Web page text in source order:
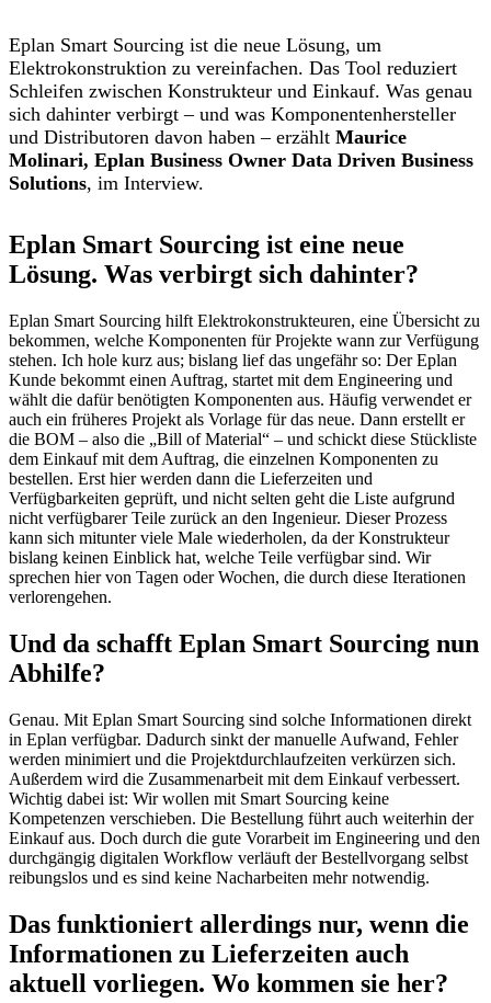
Eplan Smart Sourcing ist die neue Lösung, um
Elektrokonstruktion zu vereinfachen. Das Tool reduziert
Schleifen zwischen Konstrukteur und Einkauf. Was genau
sich dahinter verbirgt – und was Komponentenhersteller
und Distributoren davon haben – erzählt Maurice
Molinari, Eplan Business Owner Data Driven Business
Solutions, im Interview.
Eplan Smart Sourcing ist eine neue
Lösung. Was verbirgt sich dahinter?
Eplan Smart Sourcing hilft Elektrokonstrukteuren, eine Übersicht zu
bekommen, welche Komponenten für Projekte wann zur Verfügung
stehen. Ich hole kurz aus; bislang lief das ungefähr so: Der Eplan
Kunde bekommt einen Auftrag, startet mit dem Engineering und
wählt die dafür benötigten Komponenten aus. Häufig verwendet er
auch ein früheres Projekt als Vorlage für das neue. Dann erstellt er
die BOM – also die „Bill of Material“ – und schickt diese Stückliste
dem Einkauf mit dem Auftrag, die einzelnen Komponenten zu
bestellen. Erst hier werden dann die Lieferzeiten und
Verfügbarkeiten geprüft, und nicht selten geht die Liste aufgrund
nicht verfügbarer Teile zurück an den Ingenieur. Dieser Prozess
kann sich mitunter viele Male wiederholen, da der Konstrukteur
bislang keinen Einblick hat, welche Teile verfügbar sind. Wir
sprechen hier von Tagen oder Wochen, die durch diese Iterationen
verlorengehen.
Und da schafft Eplan Smart Sourcing nun
Abhilfe?
Genau. Mit Eplan Smart Sourcing sind solche Informationen direkt
in Eplan verfügbar. Dadurch sinkt der manuelle Aufwand, Fehler
werden minimiert und die Projektdurchlaufzeiten verkürzen sich.
Außerdem wird die Zusammenarbeit mit dem Einkauf verbessert.
Wichtig dabei ist: Wir wollen mit Smart Sourcing keine
Kompetenzen verschieben. Die Bestellung führt auch weiterhin der
Einkauf aus. Doch durch die gute Vorarbeit im Engineering und den
durchgängig digitalen Workflow verläuft der Bestellvorgang selbst
reibungslos und es sind keine Nacharbeiten mehr notwendig.
Das funktioniert allerdings nur, wenn die
Informationen zu Lieferzeiten auch
aktuell vorliegen. Wo kommen sie her?